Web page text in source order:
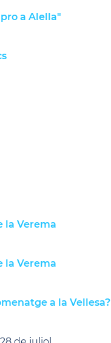
a Alella"
la Verema
la Verema
a la Vellesa?